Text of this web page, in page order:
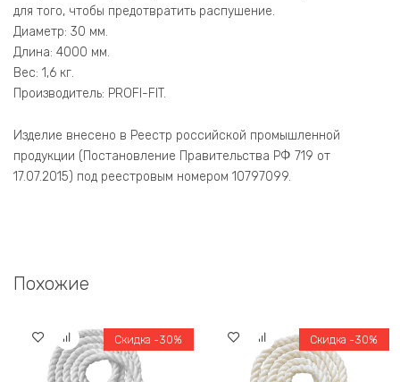
для того, чтобы предотвратить распушение.
Диаметр: 30 мм.
Длина: 4000 мм.
Вес: 1,6 кг.
Производитель: PROFI-FIT.
Изделие внесено в Реестр российской промышленной
продукции (Постановление Правительства РФ 719 от
17.07.2015) под реестровым номером 10797099.
Похожие
Скидка -30% Скидка -30%